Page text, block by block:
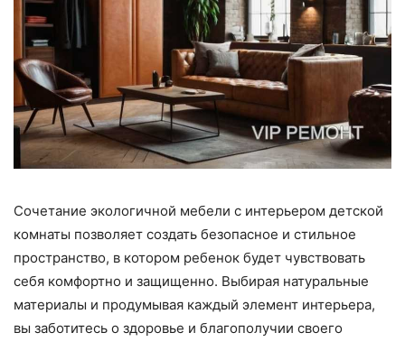
Сочетание экологичной мебели с интерьером детской
комнаты позволяет создать безопасное и стильное
пространство, в котором ребенок будет чувствовать
себя комфортно и защищенно. Выбирая натуральные
материалы и продумывая каждый элемент интерьера,
вы заботитесь о здоровье и благополучии своего